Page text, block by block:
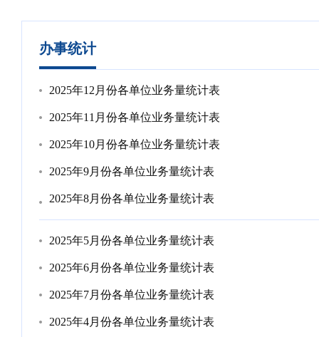
办事统计
2025年12月份各单位业务量统计表
2025年11月份各单位业务量统计表
2025年10月份各单位业务量统计表
2025年9月份各单位业务量统计表
2025年8月份各单位业务量统计表
2025年5月份各单位业务量统计表
2025年6月份各单位业务量统计表
2025年7月份各单位业务量统计表
2025年4月份各单位业务量统计表